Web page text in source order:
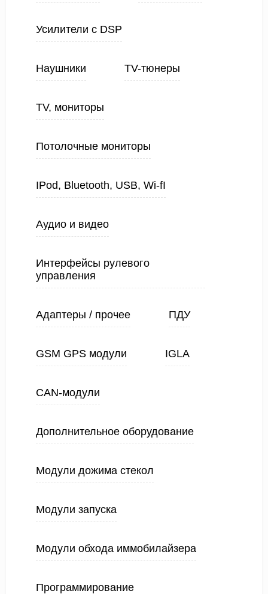
Усилители с DSP
Наушники TV-тюнеры
TV, мониторы
Потолочные мониторы
IPod, Bluetooth, USB, Wi-fI
Аудио и видео
Интерфейсы рулевого
управления
Адаптеры / прочее ПДУ
GSM GPS модули IGLA
CAN-модули
Дополнительное оборудование
Модули дожима стекол
Модули запуска
Модули обхода иммобилайзера
Программирование